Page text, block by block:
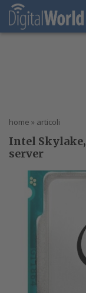
home » articoli
Intel Skylake,
server